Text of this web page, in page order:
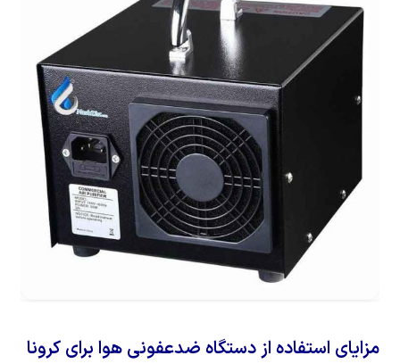
مزایای استفاده از دستگاه ضدعفونی هوا برای کرونا